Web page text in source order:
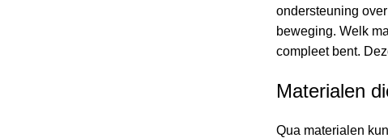
ondersteuning
beweging. Welk
compleet bent.
Materialen
Qua materialen